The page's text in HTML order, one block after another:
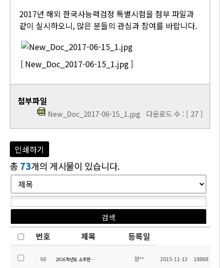
2017년 해외 한국사능력검정 특별시험을 첨부 파일과
같이 실시하오니, 많은 분들의 관심과 참여를 바랍니다.
[ New_Doc_2017-06-15_1.jpg ]
첨부파일
New_Doc_2017-06-15_1.jpg 다운로드 수 : [ 27 ]
인쇄하기
총 73개의 게시물이 있습니다.
번호 제목 등록일
60 2016학년도 소주한국학교 원어민 영어 강사 채용 공고
정** 2015-11-13 18868